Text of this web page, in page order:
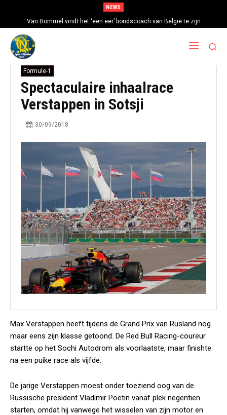
NEWS
Van Bommel vindt het ‘een eer’ bondscoach van België te zijn
Formule-1
Spectaculaire inhaalrace
Verstappen in Sotsji
30/09/2018
Max Verstappen heeft tijdens de Grand Prix van Rusland nog
maar eens zijn klasse getoond. De Red Bull Racing-coureur
startte op het Sochi Autodrom als voorlaatste, maar finishte
na een puike race als vijfde.
De jarige Verstappen moest onder toeziend oog van de
Russische president Vladimir Poetin vanaf plek negentien
starten, omdat hij vanwege het wisselen van zijn motor en